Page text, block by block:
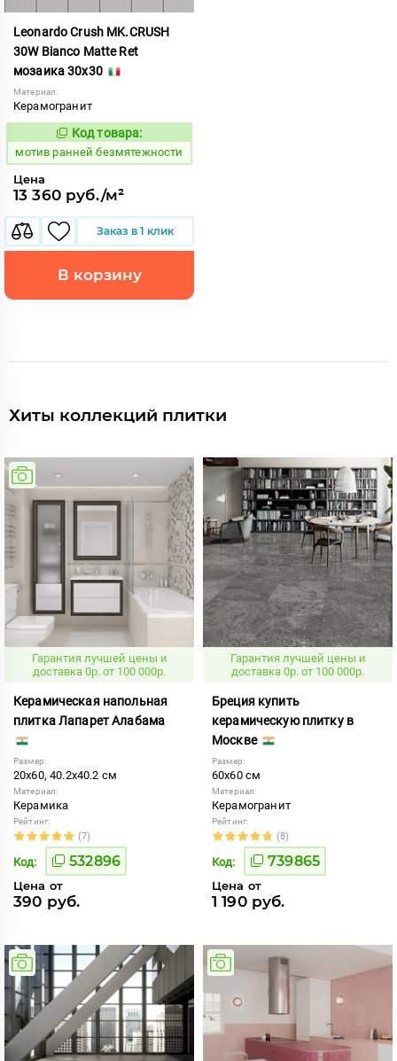
Leonardo Crush MK.CRUSH
30W Bianco Matte Ret
мозаика 30x30
Материал:
Керамогранит
1040879
Код товара:
мотив ранней безмятежности
Цена
13 360 руб./м²
Заказ в 1 клик
В корзину
Хиты коллекций плитки
Гарантия лучшей цены и
доставка 0р. от 100 000р.
Керамическая напольная
плитка Лапарет Алабама
Размер:
20x60, 40.2x40.2 см
Материал:
Керамика
Рейтинг:
(7)
Код: 532896
Цена от
390 руб.
Гарантия лучшей цены и
доставка 0р. от 100 000р.
Бреция купить
керамическую плитку в
Москве
Размер:
60x60 см
Материал:
Керамогранит
Рейтинг:
(8)
Код: 739865
Цена от
1 190 руб.